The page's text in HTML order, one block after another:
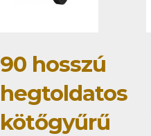
90 hosszú
hegtoldatos
kötőgyűrű